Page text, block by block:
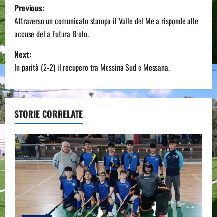
o
s
t
n
a
v
i
g
a
t
Previous:
Attraverso un comunicato stampa il Valle del Mela risponde alle
accuse della Futura Brolo.
Next:
In parità (2-2) il recupero tra Messina Sud e Messana.
STORIE CORRELATE